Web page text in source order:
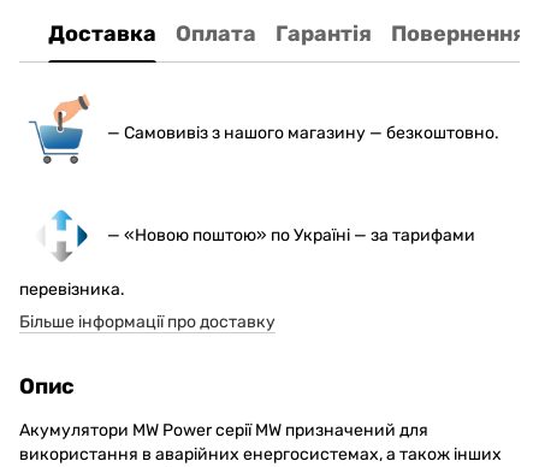
Доставка Оплата Гарантія Повернення
— Самовивіз з нашого магазину — безкоштовно.
— «Новою поштою» по Україні — за тарифами
перевізника.
Більше інформації про доставку
Опис
Акумулятори MW Power серії MW призначений для
використання в аварійних енергосистемах, а також інших